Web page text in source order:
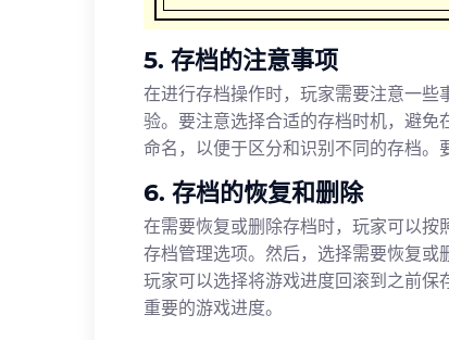
5. 存档的注意事项
在进行存档操作时，玩家需要注意一
验。要注意选择合适的存档时机，避
命名，以便于区分和识别不同的存档。
6. 存档的恢复和删除
在需要恢复或删除存档时，玩家可以按
存档管理选项。然后，选择需要恢复或
玩家可以选择将游戏进度回滚到之前保
重要的游戏进度。